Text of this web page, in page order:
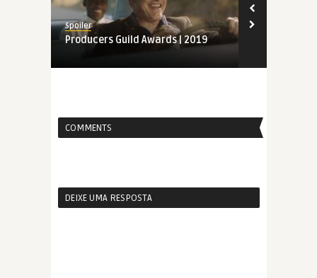
Spoiler
Producers Guild Awards | 2019
COMMENTS
DEIXE UMA RESPOSTA